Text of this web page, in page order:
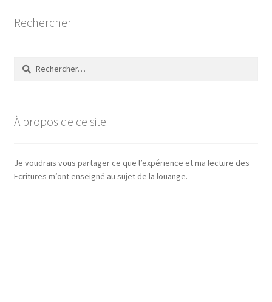
Rechercher
Rechercher :
À propos de ce site
Je voudrais vous partager ce que l’expérience et ma lecture des
Ecritures m’ont enseigné au sujet de la louange.